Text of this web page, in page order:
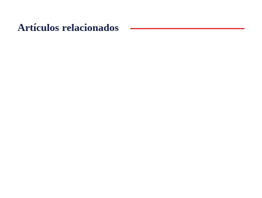
Artículos relacionados